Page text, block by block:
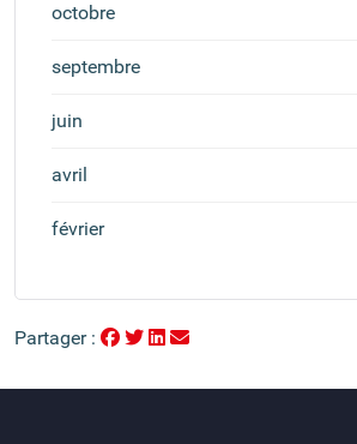
octobre
septembre
juin
avril
février
Partager :